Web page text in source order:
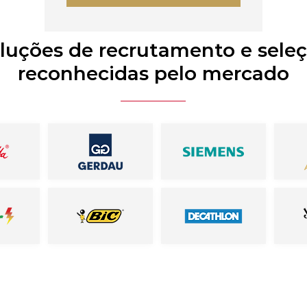
de recrutamento e
reconhecidas pelo mercado